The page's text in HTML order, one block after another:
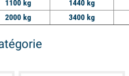
1100 kg
1440 kg
2000 kg 3400 kg